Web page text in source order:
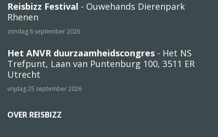
Reisbizz Festival - Ouwehands Dierenpark
Rhenen
zondag 6 september 2026
Het ANVR duurzaamheidscongres - Het NS
Trefpunt, Laan van Puntenburg 100, 3511 ER
Utrecht
vrijdag 25 september 2026
OVER REISBIZZ